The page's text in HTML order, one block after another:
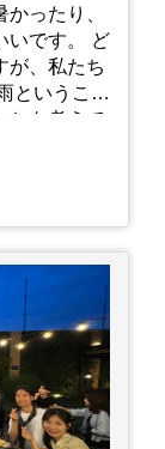
ったり、
いです。 ど
が、私たち
というこば
とを考えて
10年以上
の池にはト
な虫が いた
うのでほん
えるところ
までかえり
にはたくさ
中で成虫に
しました。
命何かをし
のトンボか